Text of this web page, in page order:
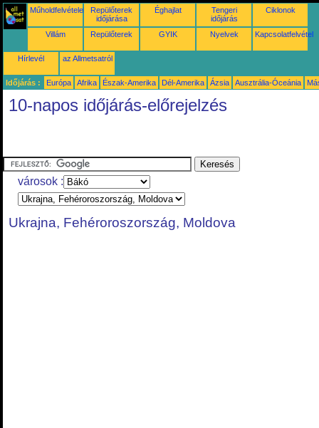
Műholdfelvételek
Repülőterek
időjárása
Éghajlat
Tengeri
időjárás
Ciklonok
Villám Repülőterek GYIK Nyelvek Kapcsolatfelvétel
Hírlevél az Allmetsatról
Időjárás : Európa Afrika Észak-Amerika Dél-Amerika Ázsia Ausztrália-Óceánia
10-napos időjárás-előrejelzés
városok :
Ukrajna, Fehéroroszország, Moldova